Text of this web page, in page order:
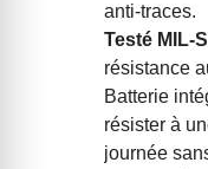
anti-traces.
Testé MIL-
résistance
Batterie
résister à
journée